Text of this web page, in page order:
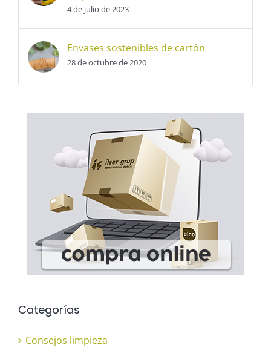
4 de julio de 2023
Envases sostenibles de cartón
28 de octubre de 2020
Categorías
Consejos limpieza